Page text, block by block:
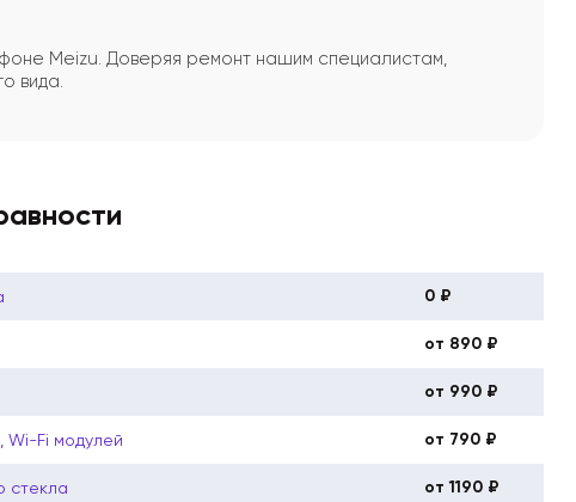
Meizu. Доверяя ремонт нашим специалистам,
вида.
0 ₽
от 890 ₽
от 990 ₽
Wi-Fi модулей от 790 ₽
стекла от 1190 ₽